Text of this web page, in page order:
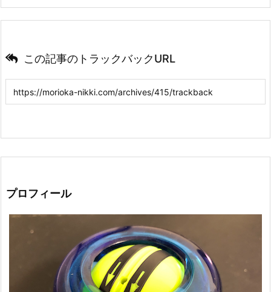
この記事のトラックバックURL
プロフィール